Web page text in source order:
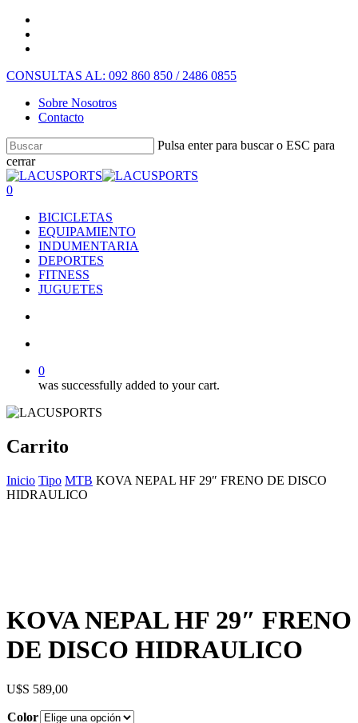
CONSULTAS AL: 092 860 850 / 2486 0855
Sobre Nosotros
Contacto
Pulsa enter para buscar o ESC para
cerrar
0
BICICLETAS
EQUIPAMIENTO
INDUMENTARIA
DEPORTES
FITNESS
JUGUETES
0
was successfully added to your cart.
Carrito
Inicio Tipo MTB KOVA NEPAL HF 29″ FRENO DE DISCO
HIDRAULICO
KOVA NEPAL HF 29″ FRENO
DE DISCO HIDRAULICO
$ 589,00
Color